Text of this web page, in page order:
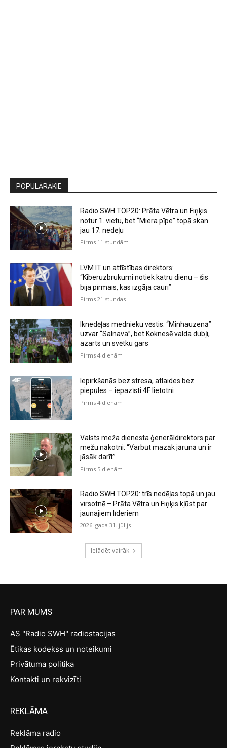
POPULĀRĀKIE
Radio SWH TOP20: Prāta Vētra un Fiņķis
notur 1. vietu, bet “Miera pīpe” topā skan
jau 17. nedēļu
Pirms 11 stundām
LVM IT un attīstības direktors:
“Kiberuzbrukumi notiek katru dienu – šis
bija pirmais, kas izgāja cauri”
Pirms 21 stundas
Iknedēļas mednieku vēstis: “Minhauzenā”
uzvar “Salnava”, bet Koknesē valda dubļi,
azarts un svētku gars
Pirms 4 dienām
Iepirkšanās bez stresa, atlaides bez
piepūles – iepazīsti 4F lietotni
Pirms 4 dienām
Valsts meža dienesta ģenerāldirektors par
mežu nākotni: “Varbūt mazāk jārunā un ir
jāsāk darīt”
Pirms 5 dienām
Radio SWH TOP20: trīs nedēļas topā un jau
virsotnē – Prāta Vētra un Fiņķis kļūst par
jaunajiem līderiem
2026. gada 31. jūlijs
Ielādēt vairāk
PAR MUMS
AS "Radio SWH" radiostacijas
Ētikas kodekss un noteikumi
Privātuma politika
Kontakti un rekvizīti
REKLĀMA
Reklāma radio